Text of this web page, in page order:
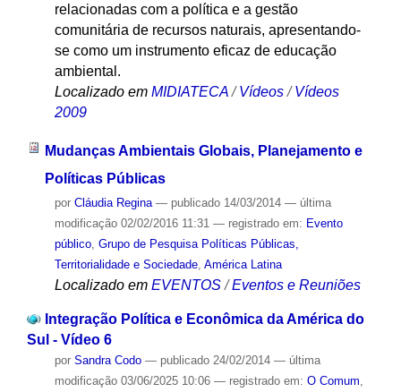
relacionadas com a política e a gestão
comunitária de recursos naturais, apresentando-
se como um instrumento eficaz de educação
ambiental.
Localizado em MIDIATECA /Vídeos /Vídeos
2009
Mudanças Ambientais Globais, Planejamento e
Políticas Públicas
por Cláudia Regina — publicado14/03/2014 — última
modificação02/02/2016 11:31 — registrado em: Evento
público, Grupo de Pesquisa Políticas Públicas,
Territorialidade e Sociedade, América Latina
Localizado em EVENTOS /Eventos e Reuniões
Integração Política e Econômica da América do
Sul - Vídeo 6
por Sandra Codo — publicado24/02/2014 — última
modificação03/06/2025 10:06 — registrado em: O Comum,